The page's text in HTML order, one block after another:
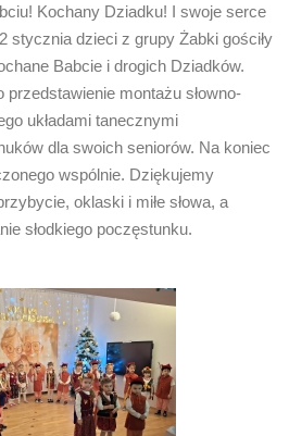
Kochany Dziadku! I swoje serce
stycznia dzieci z grupy Żabki gościły
Babcie i drogich Dziadków.
przedstawienie montażu słowno-
układami tanecznymi
dla swoich seniorów. Na koniec
wspólnie. Dziękujemy
oklaski i miłe słowa, a
słodkiego poczęstunku.